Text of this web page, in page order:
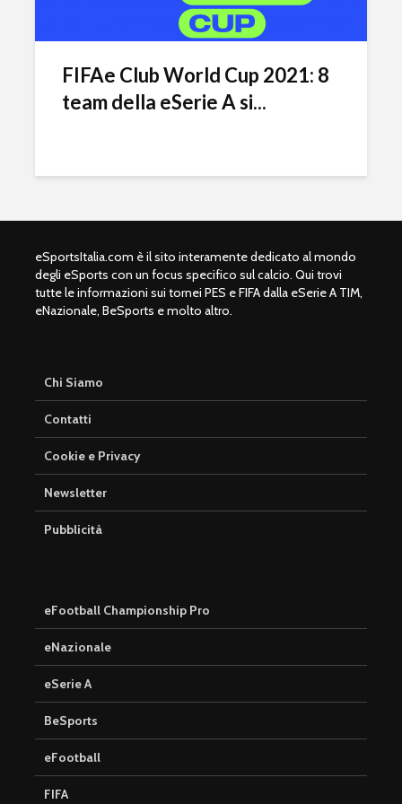
FIFAe Club World Cup 2021: 8
team della eSerie A si...
eSportsItalia.com è il sito interamente dedicato al mondo
degli eSports con un focus specifico sul calcio. Qui trovi
tutte le informazioni sui tornei PES e FIFA dalla eSerie A TIM,
eNazionale, BeSports e molto altro.
Chi Siamo
Contatti
Cookie e Privacy
Newsletter
Pubblicità
eFootball Championship Pro
eNazionale
eSerie A
BeSports
eFootball
FIFA
Ronaldo nel dream
team come
dodicesimo TOTY
Fortnite: entro fine
febbraio la Epic
Games lancerà il